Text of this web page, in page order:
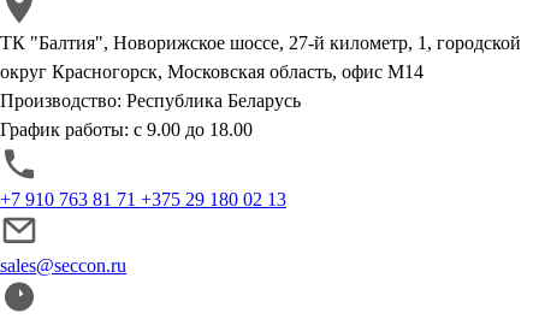
ТК "Балтия", Новорижское шоссе, 27-й километр, 1, городской
округ Красногорск, Московская область, офис М14
Производство: Республика Беларусь
График работы: с 9.00 до 18.00
+7 910 763 81 71 +375 29 180 02 13
sales@seccon.ru